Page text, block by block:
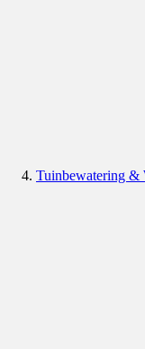
Tuinbewatering &